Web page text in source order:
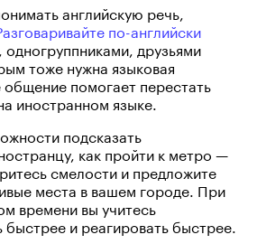
английскую речь,
по-английски
друзьями
тоже нужна языковая
помогает перестать
иностранном языке.
подсказать
как пройти к метро —
смелости и предложите
места в вашем городе. При
времени вы учитесь
быстрее и реагировать быстрее.